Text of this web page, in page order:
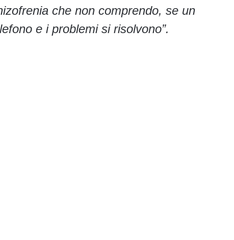
che non comprendo, se un
e i problemi si risolvono”.